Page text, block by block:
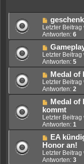
Letzter Beitrag
Antworten: 6
Letzter Beitrag
Antworten: 5
Medal of
Letzter Beitrag
Antworten: 2
Medal of
kommt
Letzter Beitrag
Antworten: 1
EA
Honor an!
Letzter Beitrag
Antworten: 3